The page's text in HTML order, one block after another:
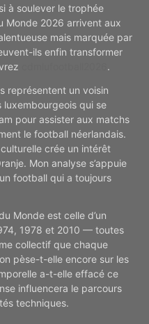
à soulever le trophée
Monde 2026 arrivent aux
mais marquée par
ils enfin transformer
.
représentent un voisin
qui se
pour assister aux matchs
le football néerlandais.
crée un intérêt
Mon analyse s’appuie
football qui a toujours
Monde est celle d’un
1978 et 2010 — toutes
collectif que chaque
pèse-t-elle encore sur les
a-t-elle effacé ce
influencera le parcours
techniques.